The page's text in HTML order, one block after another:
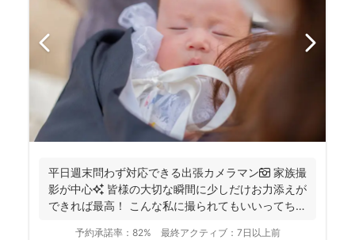
平日週末問わず対応できる出張カメラマン📷 家族撮
影が中心✨ 皆様の大切な瞬間に少しだけお力添えが
できれば最高！ こんな私に撮られてもいいってちら
予約承諾率： 82% 最終アクティブ： 7日以上前